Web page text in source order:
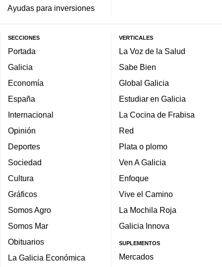
Ayudas para inversiones
SECCIONES
Portada
Galicia
Economía
España
Internacional
Opinión
Deportes
Sociedad
Cultura
Gráficos
Somos Agro
Somos Mar
Obituarios
La Galicia Económica
VERTICALES
La Voz de la Salud
Sabe Bien
Global Galicia
Estudiar en Galicia
La Cocina de Frabisa
Red
Plata o plomo
Ven A Galicia
Enfoque
Vive el Camino
La Mochila Roja
Galicia Innova
SUPLEMENTOS
Mercados